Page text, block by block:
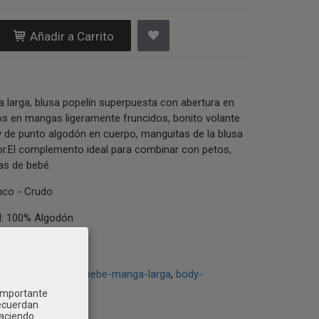
Añadir a Carrito
larga, blusa popelín superpuesta con abertura en
en mangas ligeramente fruncidos, bonito volante
de punto algodón en cuerpo, manguitas de la blusa
complemento ideal para combinar con petos,
de bebé.
- Crudo
100% Algodón
body-bebe-manga-larga body-